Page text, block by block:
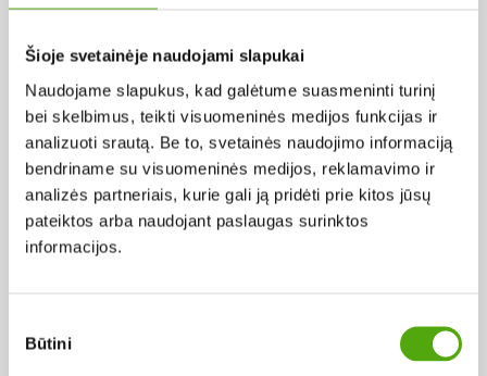
Šioje svetainėje naudojami slapukai
Naudojame slapukus, kad galėtume suasmeninti turinį
bei skelbimus, teikti visuomeninės medijos funkcijas ir
analizuoti srautą. Be to, svetainės naudojimo informaciją
bendriname su visuomeninės medijos, reklamavimo ir
analizės partneriais, kurie gali ją pridėti prie kitos jūsų
pateiktos arba naudojant paslaugas surinktos
informacijos.
pasirinkimas
Būtini
Perlas